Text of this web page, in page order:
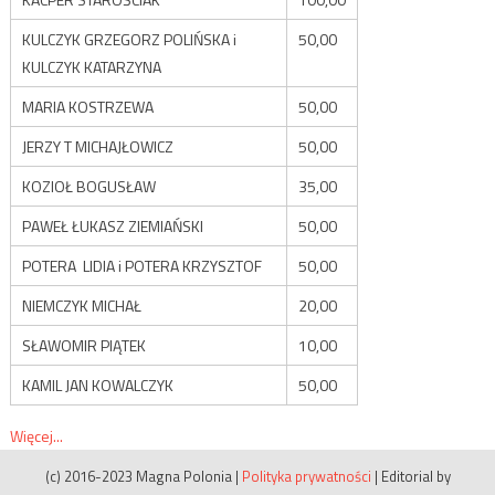
KULCZYK GRZEGORZ POLIŃSKA i
KULCZYK KATARZYNA
50,00
MARIA KOSTRZEWA
50,00
JERZY T MICHAJŁOWICZ
50,00
KOZIOŁ BOGUSŁAW
35,00
PAWEŁ ŁUKASZ ZIEMIAŃSKI
50,00
POTERA LIDIA i POTERA KRZYSZTOF
50,00
NIEMCZYK MICHAŁ
20,00
SŁAWOMIR PIĄTEK
10,00
KAMIL JAN KOWALCZYK
50,00
Więcej...
(c) 2016-2023 Magna Polonia | Polityka prywatności | Editorial by